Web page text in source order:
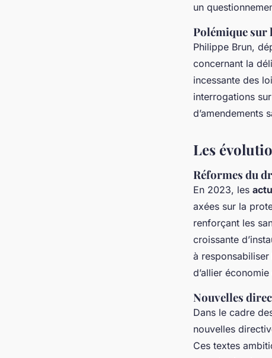
un
Polémique sur
Philippe Brun,
concernant la
incessante des
interrogations
d’amendements
Les
Réformes du
En 2023, les
axées sur la
renforçant les
croissante
à
d’allier
Nouvelles
Dans le cadre
nouvelles
Ces textes